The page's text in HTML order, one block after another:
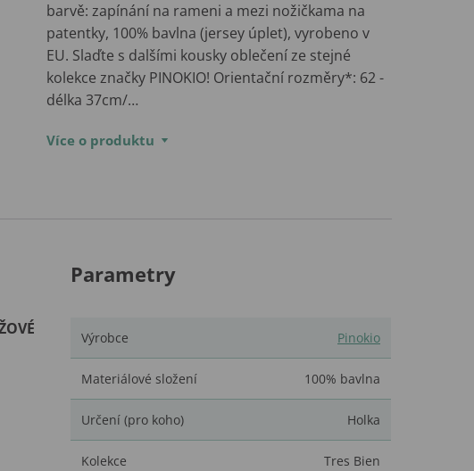
barvě: zapínání na rameni a mezi nožičkama na
patentky, 100% bavlna (jersey úplet), vyrobeno v
EU. Slaďte s dalšími kousky oblečení ze stejné
kolekce značky PINOKIO! Orientační rozměry*: 62 -
délka 37cm/…
Více o produktu
Parametry
Výrobce Pinokio
Materiálové složení 100% bavlna
Určení (pro koho) Holka
Kolekce Tres Bien